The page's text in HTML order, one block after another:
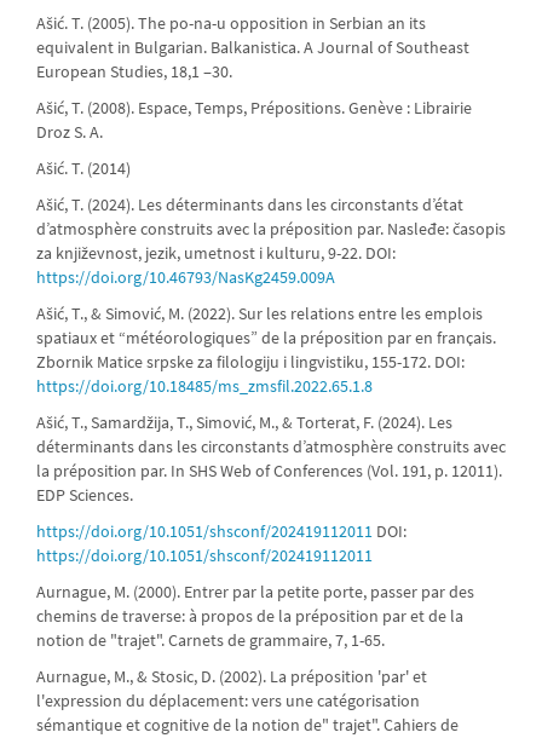
Ašić. T. (2005). The po-na-u opposition in Serbian an its
equivalent in Bulgarian. Balkanistica. A Journal of Southeast
European Studies, 18,1 ‒30.
Ašić, T. (2008). Espace, Temps, Prépositions. Genève : Librairie
Droz S. A.
Ašić. T. (2014)
Ašić, T. (2024). Les déterminants dans les circonstants d’état
d’atmosphère construits avec la préposition par. Nasleđe: časopis
za književnost, jezik, umetnost i kulturu, 9-22. DOI:
https://doi.org/10.46793/NasKg2459.009A
Ašić, T., & Simović, M. (2022). Sur les relations entre les emplois
spatiaux et “météorologiques” de la préposition par en franҫais.
Zbornik Matice srpske za filologiju i lingvistiku, 155-172. DOI:
https://doi.org/10.18485/ms_zmsfil.2022.65.1.8
Ašić, T., Samardžija, T., Simović, M., & Torterat, F. (2024). Les
déterminants dans les circonstants d’atmosphère construits avec
la préposition par. In SHS Web of Conferences (Vol. 191, p. 12011).
EDP Sciences.
https://doi.org/10.1051/shsconf/202419112011 DOI:
https://doi.org/10.1051/shsconf/202419112011
Aurnague, M. (2000). Entrer par la petite porte, passer par des
chemins de traverse: à propos de la préposition par et de la
notion de "trajet". Carnets de grammaire, 7, 1-65.
Aurnague, M., & Stosic, D. (2002). La préposition 'par' et
l'expression du déplacement: vers une catégorisation
sémantique et cognitive de la notion de" trajet". Cahiers de